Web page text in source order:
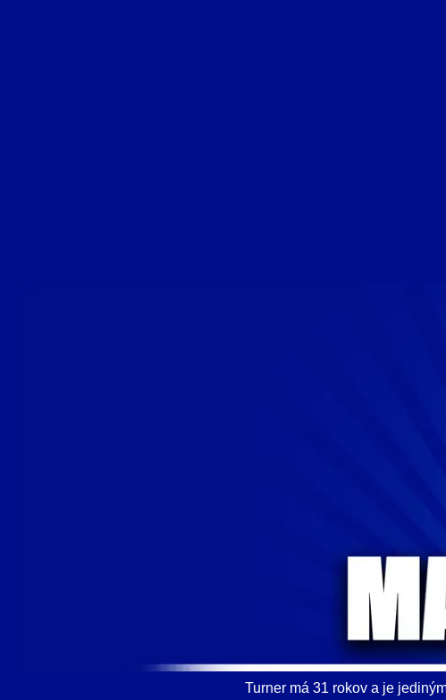
Turner má 31 rokov a je